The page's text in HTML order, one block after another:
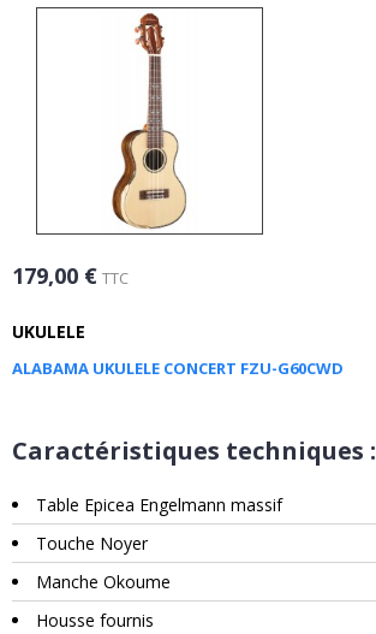
179,00 € TTC
UKULELE
ALABAMA UKULELE CONCERT FZU-G60CWD
Caractéristiques techniques :
Table Epicea Engelmann massif
Touche Noyer
Manche Okoume
Housse fournis